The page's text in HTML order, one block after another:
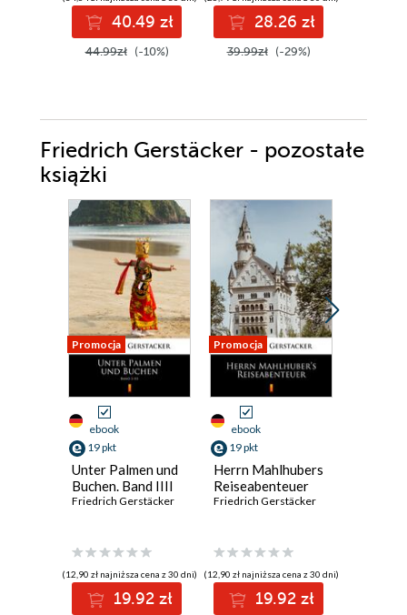
40.49 zł
44.99zł (-10%)
28.26 zł
39.99zł (-29%)
Friedrich Gerstäcker - pozostałe
książki
Promocja
ebook
19 pkt
Unter Palmen und
Buchen. Band IIII
Friedrich Gerstäcker
(12,90 zł najniższa cena z 30 dni)
19.92 zł
Promocja
ebook
19 pkt
Herrn Mahlhubers
Reiseabenteuer
Friedrich Gerstäcker
(12,90 zł najniższa cena z 30 dni)
19.92 zł